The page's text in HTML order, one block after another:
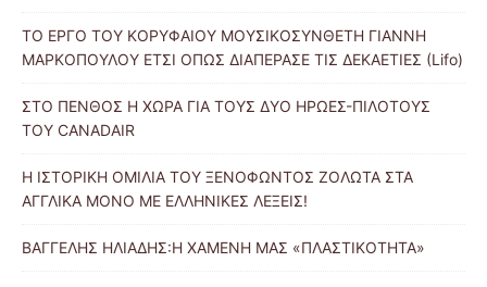
ΤΟ ΕΡΓΟ ΤΟΥ ΚΟΡΥΦΑΙΟΥ ΜΟΥΣΙΚΟΣΥΝΘΕΤΗ ΓΙΑΝΝΗ
ΜΑΡΚΟΠΟΥΛΟΥ ΕΤΣΙ ΟΠΩΣ ΔΙΑΠΕΡΑΣΕ ΤΙΣ ΔΕΚΑΕΤΙΕΣ (Lifo)
ΣΤΟ ΠΕΝΘΟΣ Η ΧΩΡΑ ΓΙΑ ΤΟΥΣ ΔΥΟ ΗΡΩΕΣ-ΠΙΛΟΤΟΥΣ
ΤΟΥ CANADAIR
Η ΙΣΤΟΡΙΚΗ ΟΜΙΛΙΑ ΤΟΥ ΞΕΝΟΦΩΝΤΟΣ ΖΟΛΩΤΑ ΣΤΑ
ΑΓΓΛΙΚΑ ΜΟΝΟ ΜΕ ΕΛΛΗΝΙΚΕΣ ΛΕΞΕΙΣ!
ΒΑΓΓΕΛΗΣ ΗΛΙΑΔΗΣ:Η ΧΑΜΕΝΗ ΜΑΣ «ΠΛΑΣΤΙΚΟΤΗΤΑ»